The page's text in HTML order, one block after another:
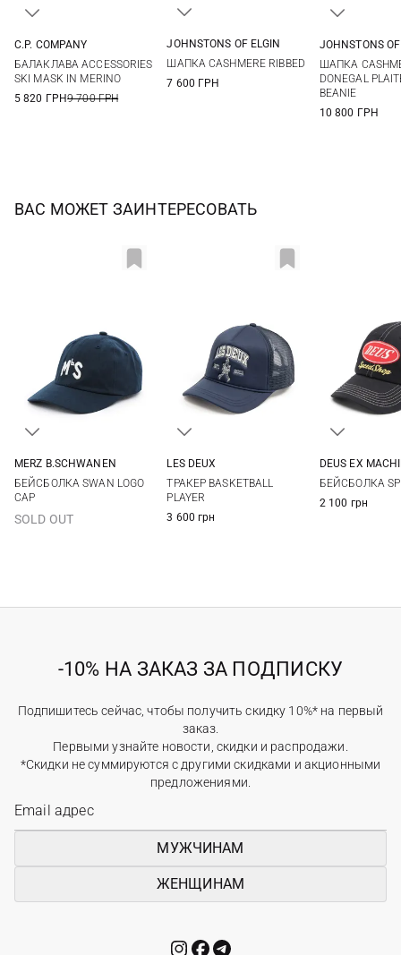
C.P. COMPANY
БАЛАКЛАВА ACCESSORIES
SKI MASK IN MERINO
5 820 ГРН9 700 ГРН
JOHNSTONS OF ELGIN
ШАПКА CASHMERE RIBBED
7 600 ГРН
JOHNSTONS
ШАПКА
DONEGAL
BEANIE
10 800 ГРН
ВАС МОЖЕТ ЗАИНТЕРЕСОВАТЬ
MERZ B.SCHWANEN
БЕЙСБОЛКА SWAN LOGO
CAP
SOLD OUT
LES DEUX
ТРАКЕР BASKETBALL
PLAYER
3 600 грн
DEUS EX
БЕЙСБОЛКА
2 100 грн
-10% НА ЗАКАЗ ЗА ПОДПИСКУ
Подпишитесь сейчас, чтобы получить скидку 10%* на первый
заказ.
Первыми узнайте новости, скидки и распродажи.
*Скидки не суммируются с другими скидками и акционными
предложениями.
МУЖЧИНАМ
ЖЕНЩИНАМ